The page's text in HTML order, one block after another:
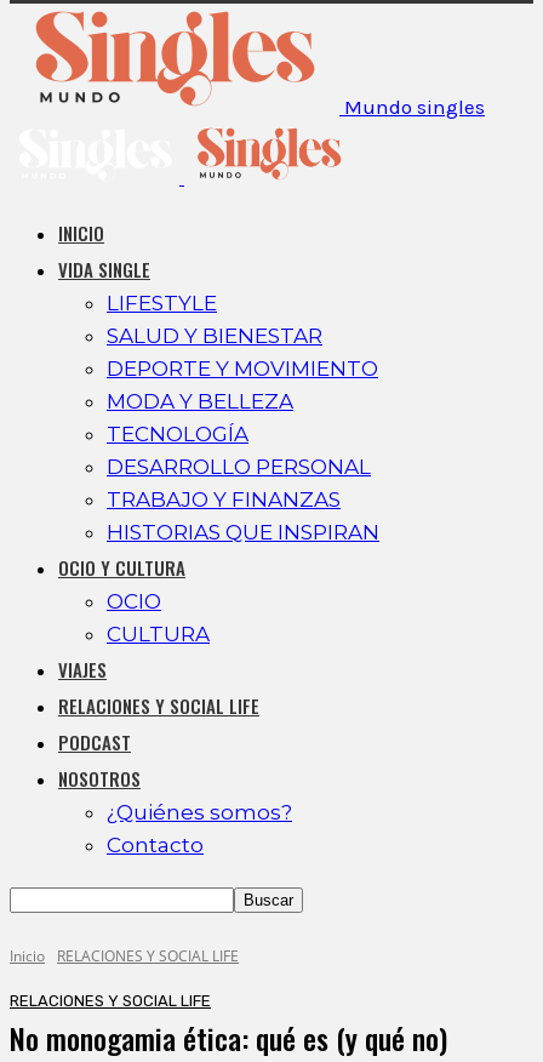
Mundo singles
INICIO
VIDA SINGLE
LIFESTYLE
SALUD Y BIENESTAR
DEPORTE Y MOVIMIENTO
MODA Y BELLEZA
TECNOLOGÍA
DESARROLLO PERSONAL
TRABAJO Y FINANZAS
HISTORIAS QUE INSPIRAN
OCIO Y CULTURA
OCIO
CULTURA
VIAJES
RELACIONES Y SOCIAL LIFE
PODCAST
NOSOTROS
¿Quiénes somos?
Contacto
Inicio RELACIONES Y SOCIAL LIFE
RELACIONES Y SOCIAL LIFE
No monogamia ética: qué es (y qué no)